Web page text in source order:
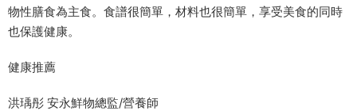
物性膳食為主食。食譜很簡單，材料也很簡單，享受美食的同時
也保護健康。
健康推薦
洪瑀彤 安永鮮物總監/營養師